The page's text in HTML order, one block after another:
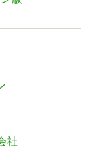
社